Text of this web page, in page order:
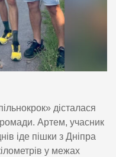
дісталася
Артем, учасник
іде пішки з Дніпра
у межах